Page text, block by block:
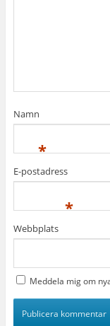
Namn
*
E-postadress
*
Webbplats
Meddela mig om